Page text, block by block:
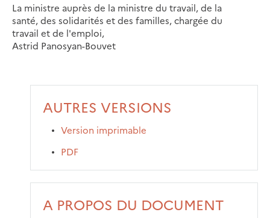
La ministre auprès de la ministre du travail, de la
santé, des solidarités et des familles, chargée du
travail et de l'emploi,
Astrid Panosyan-Bouvet
AUTRES VERSIONS
Version imprimable
PDF
A PROPOS DU DOCUMENT